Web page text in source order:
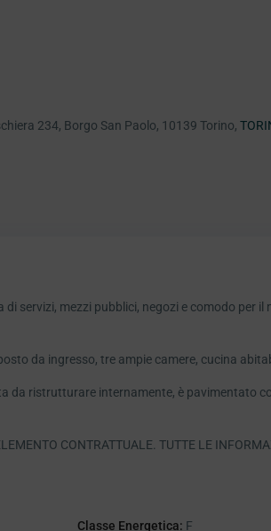
234, Borgo San Paolo, 10139 Torino,
servizi, mezzi pubblici, negozi e comodo per
da ingresso, tre ampie camere, cucina
da ristrutturare internamente, è pavimentato
CONTRATTUALE. TUTTE LE
Classe Energetica: F